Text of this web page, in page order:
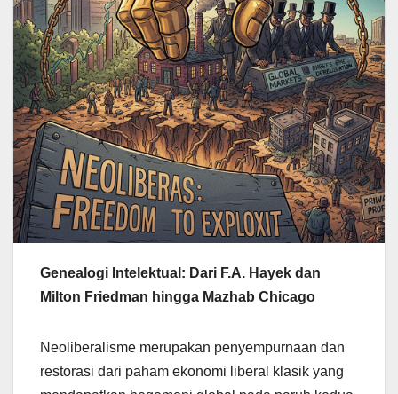
Genealogi Intelektual: Dari F.A. Hayek dan
Milton Friedman hingga Mazhab Chicago
Neoliberalisme merupakan penyempurnaan dan
restorasi dari paham ekonomi liberal klasik yang